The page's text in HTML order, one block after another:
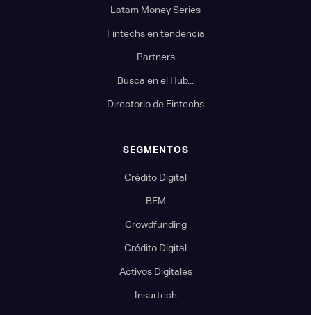
Latam Money Series
Fintechs en tendencia
Partners
Busca en el Hub...
Directorio de Fintechs
SEGMENTOS
Crédito Digital
BFM
Crowdfunding
Crédito Digital
Activos Digitales
Insurtech